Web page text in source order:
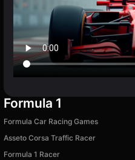
Formula 1
Formula Car Racing Games
Asseto Corsa Traffic Racer
Formula 1 Racer